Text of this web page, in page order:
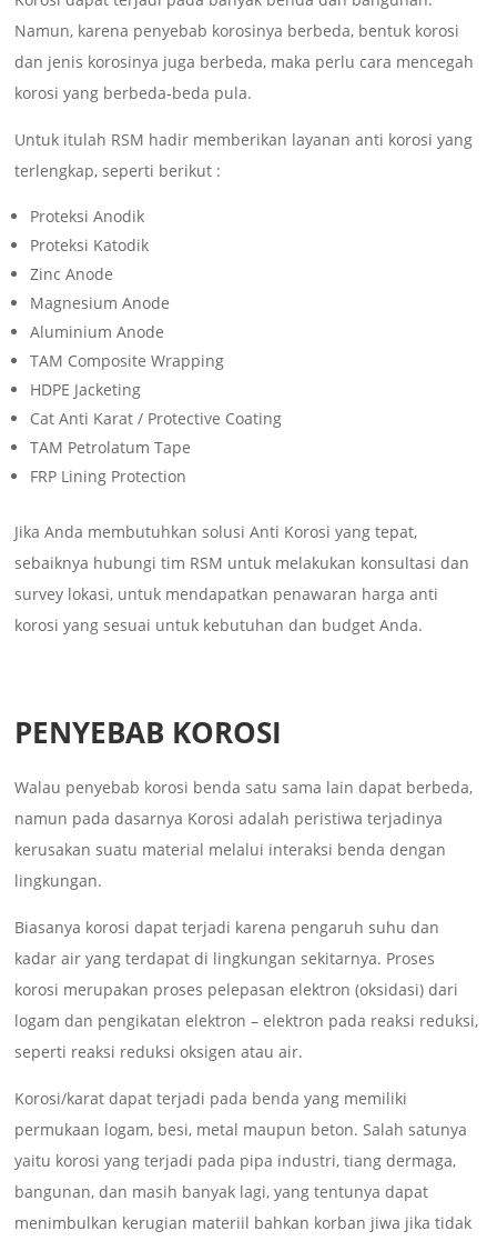
Namun, karena penyebab korosinya berbeda, bentuk korosi
dan jenis korosinya juga berbeda, maka perlu cara mencegah
korosi yang berbeda-beda pula.
Untuk itulah RSM hadir memberikan layanan anti korosi yang
terlengkap, seperti berikut :
Proteksi Anodik
Proteksi Katodik
Zinc Anode
Magnesium Anode
Aluminium Anode
TAM Composite Wrapping
HDPE Jacketing
Cat Anti Karat / Protective Coating
TAM Petrolatum Tape
FRP Lining Protection
Jika Anda membutuhkan solusi Anti Korosi yang tepat,
sebaiknya hubungi tim RSM untuk melakukan konsultasi dan
survey lokasi, untuk mendapatkan penawaran harga anti
korosi yang sesuai untuk kebutuhan dan budget Anda.
PENYEBAB KOROSI
Walau penyebab korosi benda satu sama lain dapat berbeda,
namun pada dasarnya Korosi adalah peristiwa terjadinya
kerusakan suatu material melalui interaksi benda dengan
lingkungan.
Biasanya korosi dapat terjadi karena pengaruh suhu dan
kadar air yang terdapat di lingkungan sekitarnya. Proses
korosi merupakan proses pelepasan elektron (oksidasi) dari
logam dan pengikatan elektron – elektron pada reaksi reduksi,
seperti reaksi reduksi oksigen atau air.
Korosi/karat dapat terjadi pada benda yang memiliki
permukaan logam, besi, metal maupun beton. Salah satunya
yaitu korosi yang terjadi pada pipa industri, tiang dermaga,
bangunan, dan masih banyak lagi, yang tentunya dapat
menimbulkan kerugian materiil bahkan korban jiwa jika tidak